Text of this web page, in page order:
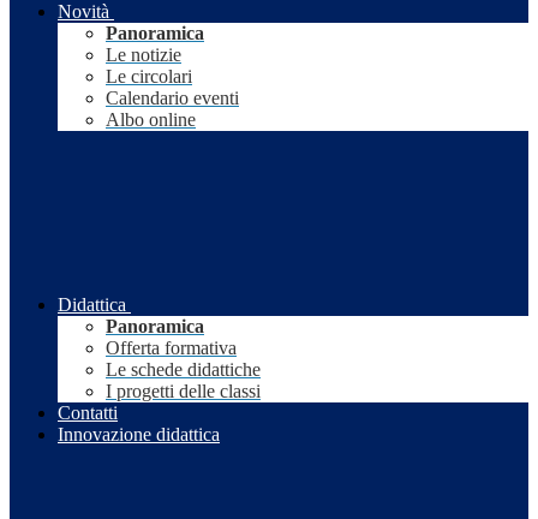
Novità
Panoramica
Le notizie
Le circolari
Calendario eventi
Albo online
Didattica
Panoramica
Offerta formativa
Le schede didattiche
I progetti delle classi
Contatti
Innovazione didattica